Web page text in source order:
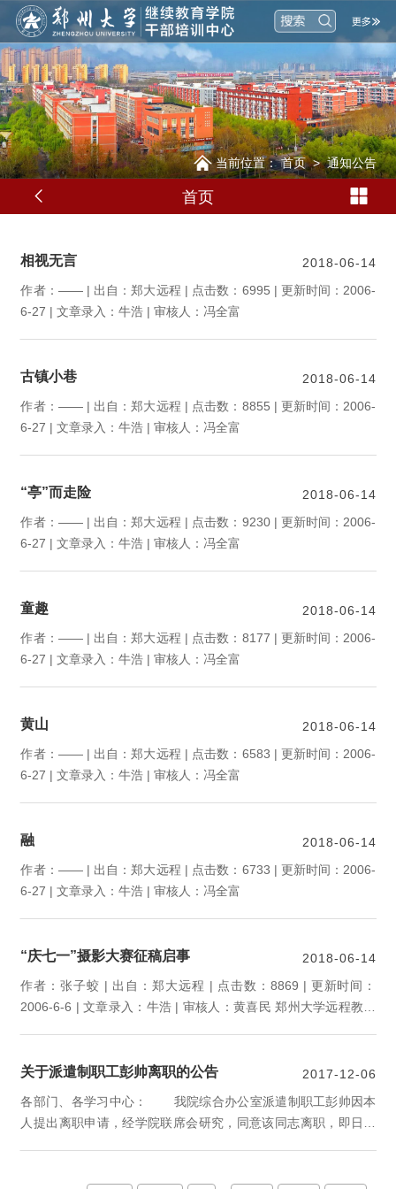
当前位置： 首页>通知公告
首页
相视无言 2018-06-14
作者：—— | 出自：郑大远程 | 点击数：6995 | 更新时间：2006-
6-27 | 文章录入：牛浩 | 审核人：冯全富
古镇小巷 2018-06-14
作者：—— | 出自：郑大远程 | 点击数：8855 | 更新时间：2006-
6-27 | 文章录入：牛浩 | 审核人：冯全富
“亭”而走险 2018-06-14
作者：—— | 出自：郑大远程 | 点击数：9230 | 更新时间：2006-
6-27 | 文章录入：牛浩 | 审核人：冯全富
童趣 2018-06-14
作者：—— | 出自：郑大远程 | 点击数：8177 | 更新时间：2006-
6-27 | 文章录入：牛浩 | 审核人：冯全富
黄山 2018-06-14
作者：—— | 出自：郑大远程 | 点击数：6583 | 更新时间：2006-
6-27 | 文章录入：牛浩 | 审核人：冯全富
融 2018-06-14
作者：—— | 出自：郑大远程 | 点击数：6733 | 更新时间：2006-
6-27 | 文章录入：牛浩 | 审核人：冯全富
“庆七一”摄影大赛征稿启事 2018-06-14
作者：张子蛟 | 出自：郑大远程 | 点击数：8869 | 更新时间：
2006-6-6 | 文章录入：牛浩 | 审核人：黄喜民 郑州大学远程教育
关于派遣制职工彭帅离职的公告 2017-12-06
各部门、各学习中心： 我院综合办公室派遣制职工彭帅因本
人提出离职申请，经学院联席会研究，同意该同志离职，即日起